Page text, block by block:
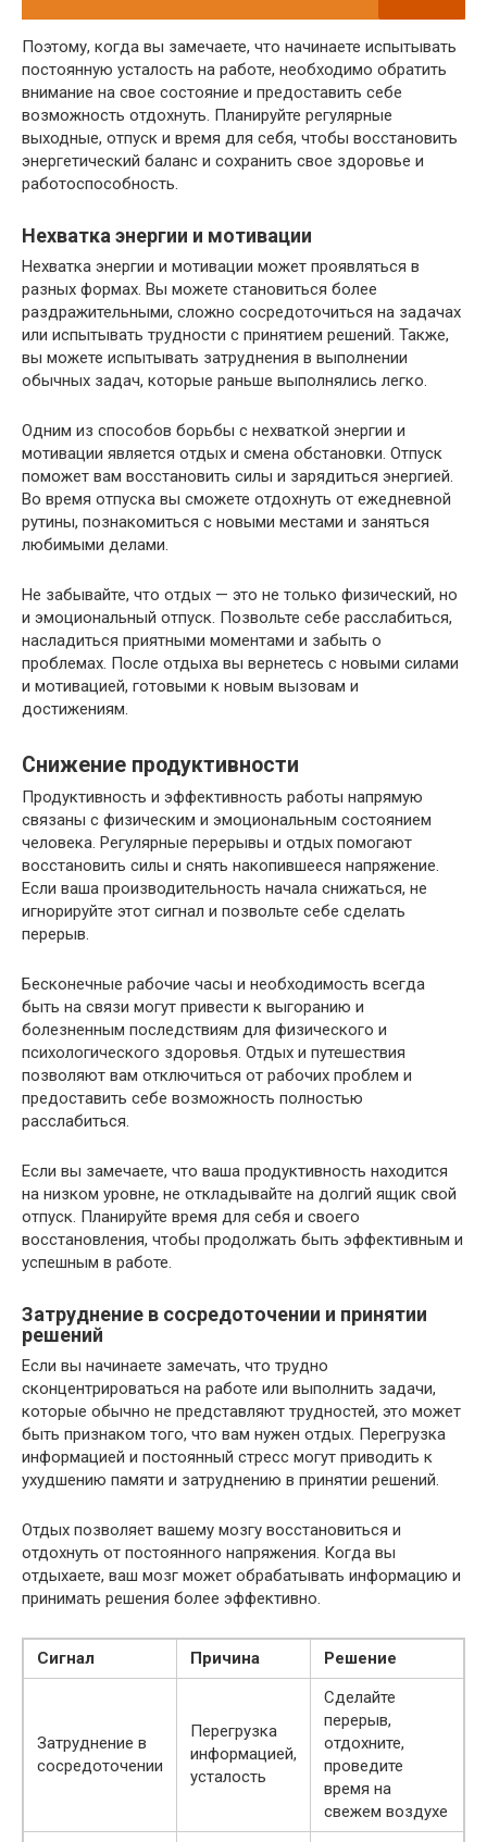
Поэтому, когда вы замечаете, что начинаете испытывать
постоянную усталость на работе, необходимо обратить
внимание на свое состояние и предоставить себе
возможность отдохнуть. Планируйте регулярные
выходные, отпуск и время для себя, чтобы восстановить
энергетический баланс и сохранить свое здоровье и
работоспособность.
Нехватка энергии и мотивации
Нехватка энергии и мотивации может проявляться в
разных формах. Вы можете становиться более
раздражительными, сложно сосредоточиться на задачах
или испытывать трудности с принятием решений. Также,
вы можете испытывать затруднения в выполнении
обычных задач, которые раньше выполнялись легко.
Одним из способов борьбы с нехваткой энергии и
мотивации является отдых и смена обстановки. Отпуск
поможет вам восстановить силы и зарядиться энергией.
Во время отпуска вы сможете отдохнуть от ежедневной
рутины, познакомиться с новыми местами и заняться
любимыми делами.
Не забывайте, что отдых — это не только физический, но
и эмоциональный отпуск. Позвольте себе расслабиться,
насладиться приятными моментами и забыть о
проблемах. После отдыха вы вернетесь с новыми силами
и мотивацией, готовыми к новым вызовам и
достижениям.
Снижение продуктивности
Продуктивность и эффективность работы напрямую
связаны с физическим и эмоциональным состоянием
человека. Регулярные перерывы и отдых помогают
восстановить силы и снять накопившееся напряжение.
Если ваша производительность начала снижаться, не
игнорируйте этот сигнал и позвольте себе сделать
перерыв.
Бесконечные рабочие часы и необходимость всегда
быть на связи могут привести к выгоранию и
болезненным последствиям для физического и
психологического здоровья. Отдых и путешествия
позволяют вам отключиться от рабочих проблем и
предоставить себе возможность полностью
расслабиться.
Если вы замечаете, что ваша продуктивность находится
на низком уровне, не откладывайте на долгий ящик свой
отпуск. Планируйте время для себя и своего
восстановления, чтобы продолжать быть эффективным и
успешным в работе.
Затруднение в сосредоточении и принятии
решений
Если вы начинаете замечать, что трудно
сконцентрироваться на работе или выполнить задачи,
которые обычно не представляют трудностей, это может
быть признаком того, что вам нужен отдых. Перегрузка
информацией и постоянный стресс могут приводить к
ухудшению памяти и затруднению в принятии решений.
Отдых позволяет вашему мозгу восстановиться и
отдохнуть от постоянного напряжения. Когда вы
отдыхаете, ваш мозг может обрабатывать информацию и
принимать решения более эффективно.
Сигнал Причина Решение
Затруднение в
сосредоточении
Перегрузка
информацией,
усталость
Сделайте
перерыв,
отдохните,
проведите
время на
свежем воздухе